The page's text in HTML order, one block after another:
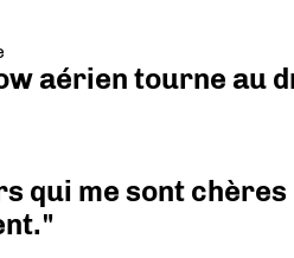
aérien tourne au
qui me sont